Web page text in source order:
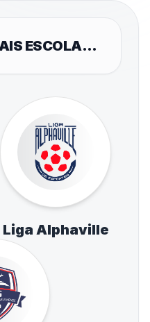
LIGAS OFICIAIS ESCOLARES
Liga Alphaville